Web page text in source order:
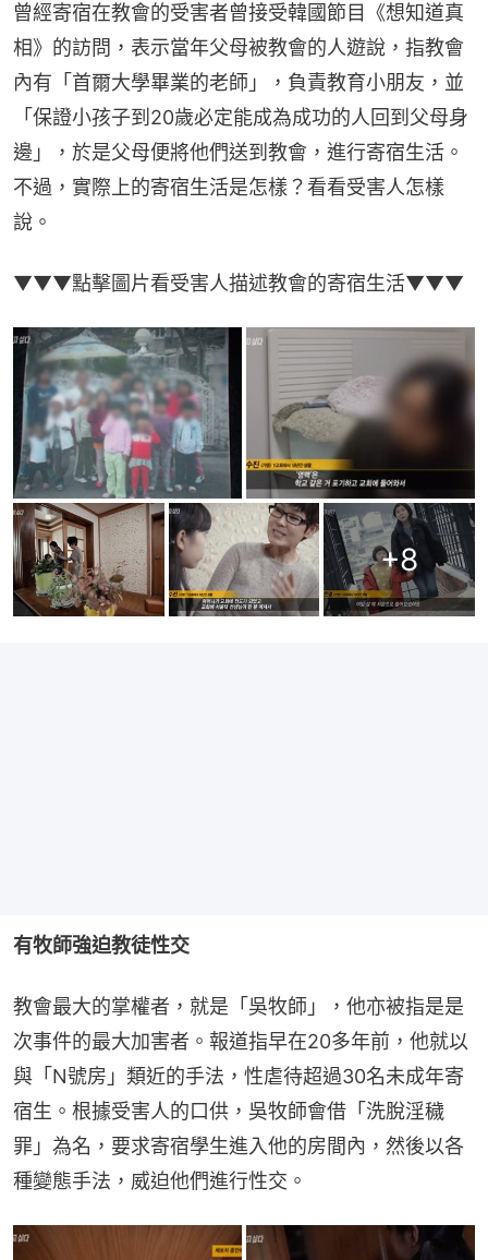
曾經寄宿在教會的受害者曾接受韓國節目《想知道真
相》的訪問，表示當年父母被教會的人遊說，指教會
內有「首爾大學畢業的老師」，負責教育小朋友，並
「保證小孩子到20歲必定能成為成功的人回到父母身
邊」，於是父母便將他們送到教會，進行寄宿生活。
不過，實際上的寄宿生活是怎樣？看看受害人怎樣
說。
▼▼▼點擊圖片看受害人描述教會的寄宿生活▼▼▼
+8
有牧師強迫教徒性交
教會最大的掌權者，就是「吳牧師」，他亦被指是是
次事件的最大加害者。報道指早在20多年前，他就以
與「N號房」類近的手法，性虐待超過30名未成年寄
宿生。根據受害人的口供，吳牧師會借「洗脫淫穢
罪」為名，要求寄宿學生進入他的房間內，然後以各
種變態手法，威迫他們進行性交。